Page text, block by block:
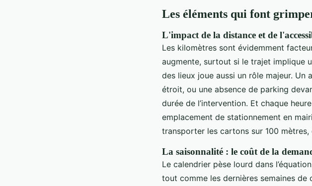
Les éléments qui font
L'impact de la distance et de
Les kilomètres sont évidemment
augmente, surtout si le trajet implique
des lieux joue aussi un rôle majeur. Un
étroit, ou une absence de parking
durée de l’intervention. Et chaque
emplacement de stationnement en
transporter les cartons sur 100 mètres,
La saisonnalité : le coût de la
Le calendrier pèse lourd dans
tout comme les dernières semaines de